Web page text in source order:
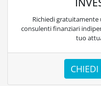
Richiedi
consulenti finanziari
tuo
CHIEDI